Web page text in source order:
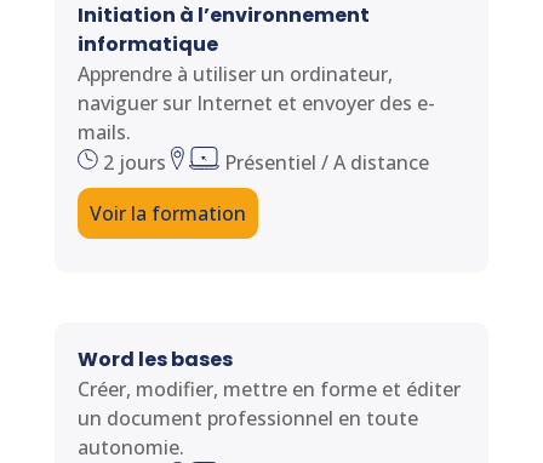
Initiation à l’environnement
informatique
Apprendre à utiliser un ordinateur,
naviguer sur Internet et envoyer des e-
mails.
2 jours
Présentiel / A distance
Voir la formation
Word les bases
Créer, modifier, mettre en forme et éditer
un document professionnel en toute
autonomie.